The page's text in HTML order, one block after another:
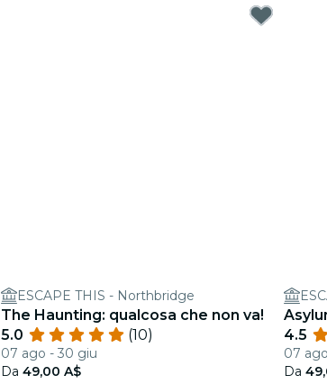
ESCAPE THIS - Northbridge
The Haunting: qualcosa che non va!
5.0
(10)
07 ago - 30 giu
Da 49,00 A$
4.5
07
Da